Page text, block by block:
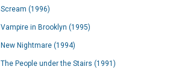
Scream (1996)
Vampire in Brooklyn (1995)
New Nightmare (1994)
The People under the Stairs (1991)